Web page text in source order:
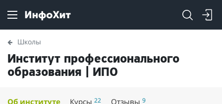
Школы
Институт профессионального
образования | ИПО
Об институте Курсы22 Отзывы 9